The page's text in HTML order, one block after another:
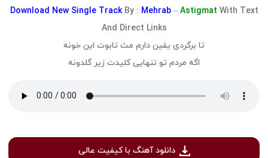
Download New Single Track By : Mehrab – Astigmat With Text
And Direct Links
تا برگردی یقین دارم مث تابوت این خونه
اگه مردم تو تنهایی کلیدت زیر گلدونه
دانلود آهنگ با کیفیت عالی